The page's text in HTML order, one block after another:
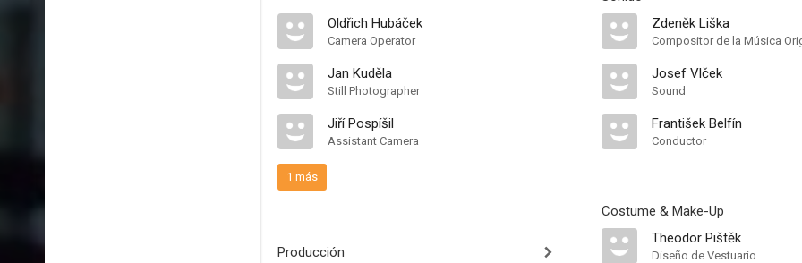
Oldřich Hubáček
Camera Operator
Jan Kuděla
Still Photographer
Jiří Pospíšil
Assistant Camera
1 más
Producción
Zdeněk Liška
Compositor de la Música
Josef Vlček
Sound
František Belfín
Conductor
Costume & Make-Up
Theodor Pištěk
Diseño de Vestuario